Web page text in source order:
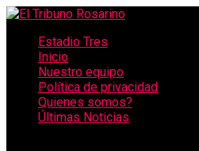
Estadio Tres
Inicio
Nuestro equipo
Política de privacidad
Quienes somos?
Últimas Noticias